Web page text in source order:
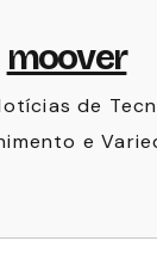
moover
de
e